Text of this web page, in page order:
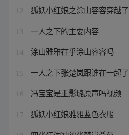
12 狐妖小红娘之涂山容容穿越了
13 一人之下的主要内容
14 涂山雅雅在乎涂山容容吗
15 一人之下张楚岚跟谁在一起了
16 冯宝宝是王影璐原声吗视频
17 狐妖小红娘雅雅蓝色衣服